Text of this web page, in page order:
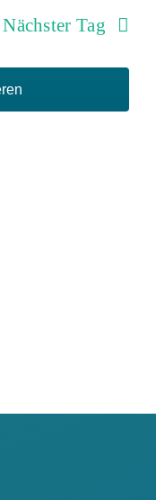
und
Nächster Tag